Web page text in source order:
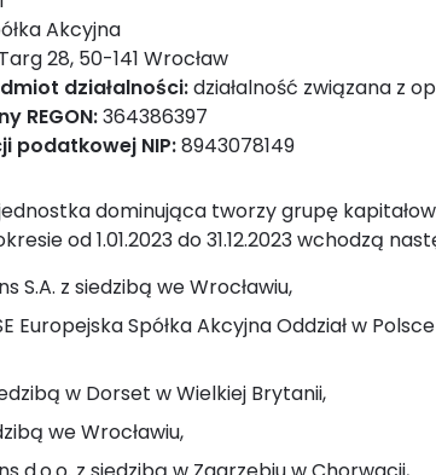
Akcyjna
28, 50-141 Wrocław
działalności:działalność związana z
REGON:364386397
podatkowej NIP:8943078149
dominująca tworzy grupę
od 1.01.2023 do 31.12.2023 wchodzą
S.A. z siedzibą we Wrocławiu,
Europejska Spółka Akcyjna Oddział w
w Dorset w Wielkiej Brytanii,
we Wrocławiu,